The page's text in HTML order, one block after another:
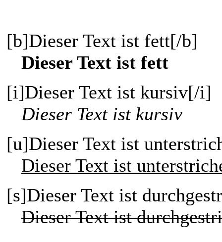
[b]Dieser Text ist fett[/b]
Dieser Text ist fett
[i]Dieser Text ist kursiv[/i]
Dieser Text ist kursiv
[u]Dieser Text ist
Dieser Text ist
[s]Dieser Text ist
Dieser Text ist